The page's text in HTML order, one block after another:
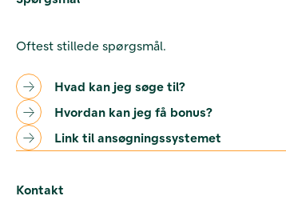
Oftest stillede spørgsmål.
Hvad kan jeg søge til?
Hvordan kan jeg få bonus?
Link til ansøgningssystemet
Kontakt